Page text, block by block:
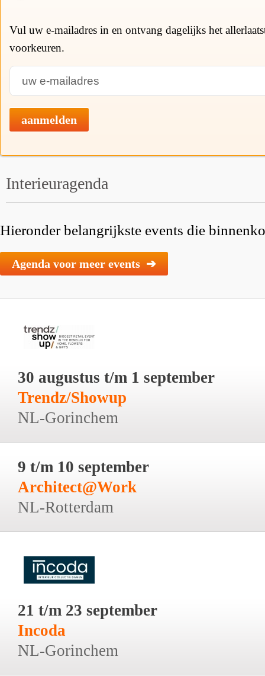
Vul uw e-mailadres in en ontvang dagelijks het
voorkeuren.
aanmelden
Interieuragenda
Hieronder belangrijkste events die
Agenda voor meer events ➔
30 augustus t/m 1 september
Trendz/Showup
NL-Gorinchem
9 t/m 10 september
Architect@Work
NL-Rotterdam
21 t/m 23 september
Incoda
NL-Gorinchem